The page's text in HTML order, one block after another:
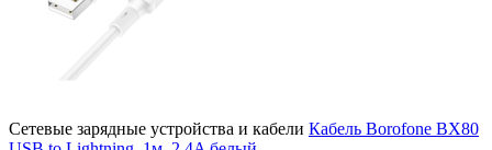
Сетевые зарядные устройства и кабели Кабель Borofone BX80